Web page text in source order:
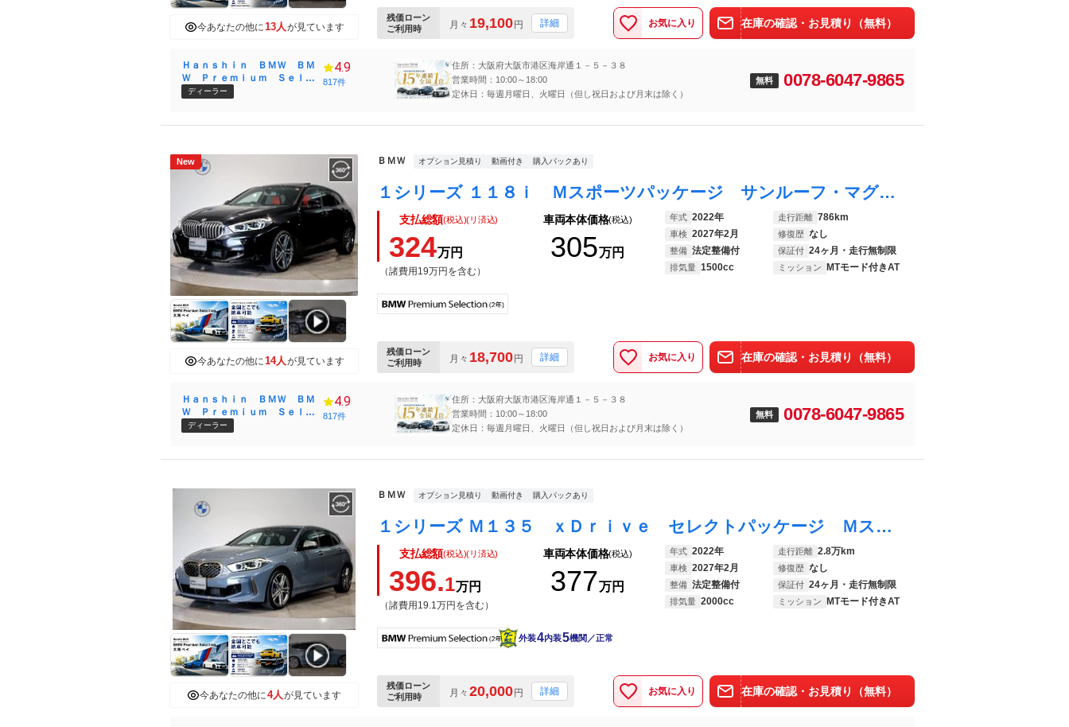
今あなたの他に13人が見ています
残価ローン
ご利用時
月々 19,100円 詳細 お気に入り 在庫の確認・お見積り（無料）
Ｈａｎｓｈｉｎ ＢＭＷ ＢＭ
Ｗ Ｐｒｅｍｉｕｍ Ｓｅｌｅ
ｃｔｉｏｎ Ｏｓａｋａ Ｂａ
ディーラー
4.9
817件
住所：大阪府大阪市港区海岸通１－５－３８
営業時間：10:00～18:00
定休日：毎週月曜日、火曜日（但し祝日および月末は除く）
無料 0078-6047-9865
New
今あなたの他に14人が見ています
ＢＭＷ オプション見積り 動画付き 購入パックあり
１シリーズ １１８ｉ Ｍスポーツパッケージ サンルーフ・マグマレッドレザー・アクティブクルーズコントロール・パーキングアシスト・後退アシスト・純正ナビ・バックカメラ・ＰＤＣ・パワーシート・パワートランクリッド・純正１８インチＡＷ
支払総額(税込)(リ済込)
324万円
（諸費用19万円を含む）
車両本体価格(税込)
305万円
年式 2022年 走行距離 786km
車検 2027年2月 修復歴 なし
整備 法定整備付 保証付 24ヶ月・走行無制限
排気量 1500cc ミッション MTモード付きAT
残価ローン
ご利用時
月々 18,700円 詳細 お気に入り 在庫の確認・お見積り（無料）
Ｈａｎｓｈｉｎ ＢＭＷ ＢＭ
Ｗ Ｐｒｅｍｉｕｍ Ｓｅｌｅ
ｃｔｉｏｎ Ｏｓａｋａ Ｂａ
ディーラー
4.9
817件
住所：大阪府大阪市港区海岸通１－５－３８
営業時間：10:00～18:00
定休日：毎週月曜日、火曜日（但し祝日および月末は除く）
無料 0078-6047-9865
今あなたの他に4人が見ています
ＢＭＷ オプション見積り 動画付き 購入パックあり
１シリーズ Ｍ１３５ ｘＤｒｉｖｅ セレクトパッケージ Ｍスポーツシート アダプティブサスペンション アクティブクルーズコントロール 電動リアゲート Ｍブレーキ バックカメラ フロントシートヒーター 純正ＨＤＤナビ 衝突軽減ブレーキ
支払総額(税込)(リ済込)
396.1万円
（諸費用19.1万円を含む）
車両本体価格(税込)
377万円
年式 2022年 走行距離 2.8万km
車検 2027年2月 修復歴 なし
整備 法定整備付 保証付 24ヶ月・走行無制限
排気量 2000cc ミッション MTモード付きAT
外装4内装5機関／正常
残価ローン
ご利用時
月々 20,000円 詳細 お気に入り 在庫の確認・お見積り（無料）